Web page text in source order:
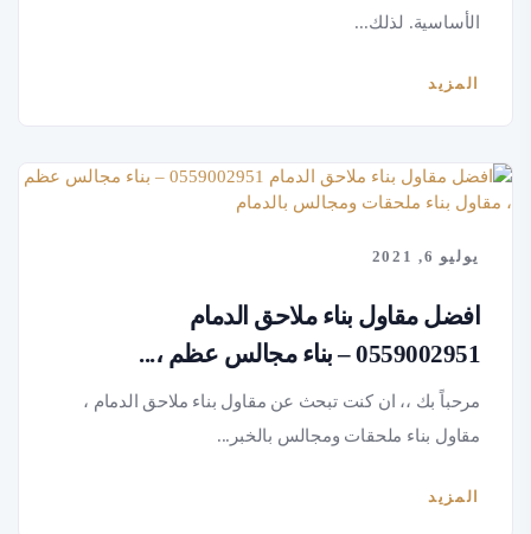
الأساسية. لذلك...
المزيد
يوليو 6, 2021
افضل مقاول بناء ملاحق الدمام
0559002951 – بناء مجالس عظم ،...
مرحباً بك ،، ان كنت تبحث عن مقاول بناء ملاحق الدمام ،
مقاول بناء ملحقات ومجالس بالخبر...
المزيد